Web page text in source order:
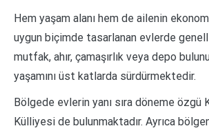
Hem yaşam alanı hem de ailenin
uygun biçimde tasarlanan evlerde
mutfak, ahır, çamaşırlık veya depo
yaşamını üst katlarda sürdürmektedir.
Bölgede evlerin yanı sıra döneme özgü
Külliyesi de bulunmaktadır. Ayrıca